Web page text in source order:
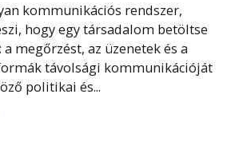
kommunikációs rendszer,
hogy egy társadalom betöltse
megőrzést, az üzenetek és a
távolsági kommunikációját
politikai és...